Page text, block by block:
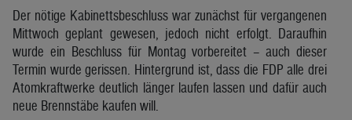
Der nötige Kabinettsbeschluss war zunächst für vergangenen
Mittwoch geplant gewesen, jedoch nicht erfolgt. Daraufhin
wurde ein Beschluss für Montag vorbereitet – auch dieser
Termin wurde gerissen. Hintergrund ist, dass die FDP alle drei
Atomkraftwerke deutlich länger laufen lassen und dafür auch
neue Brennstäbe kaufen will.